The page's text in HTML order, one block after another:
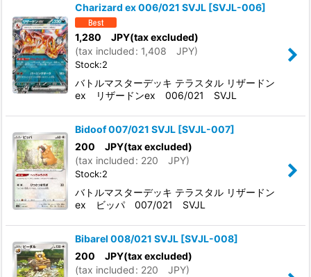
Charizard ex 006/021 SVJL [SVJL-006]
1,280 JPY(tax excluded)
(tax included: 1,408 JPY)
Stock:2
バトルマスターデッキ テラスタル リザードン
ex リザードンex 006/021 SVJL
Bidoof 007/021 SVJL [SVJL-007]
200 JPY(tax excluded)
(tax included: 220 JPY)
Stock:2
バトルマスターデッキ テラスタル リザードン
ex ビッパ 007/021 SVJL
Bibarel 008/021 SVJL [SVJL-008]
200 JPY(tax excluded)
(tax included: 220 JPY)